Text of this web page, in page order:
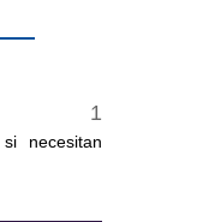
necesitan